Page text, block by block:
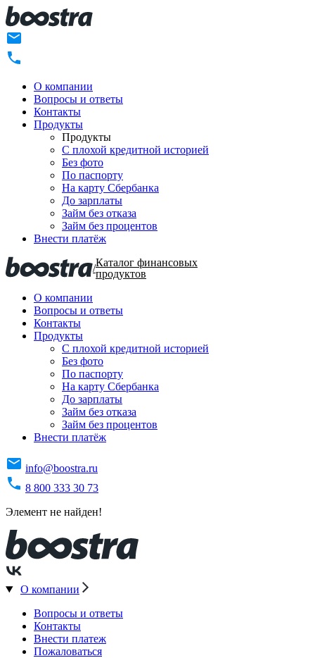
О компании
Вопросы и ответы
Контакты
Продукты
Продукты
C плохой кредитной историей
Без фото
По паспорту
На карту Сбербанка
До зарплаты
Займ без отказа
Займ без процентов
Внести платёж
/Каталог финансовых
продуктов
О компании
Вопросы и ответы
Контакты
Продукты
C плохой кредитной историей
Без фото
По паспорту
На карту Сбербанка
До зарплаты
Займ без отказа
Займ без процентов
Внести платёж
info@boostra.ru
8 800 333 30 73
Элемент не найден!
О компании
Вопросы и ответы
Контакты
Внести платеж
Пожаловаться